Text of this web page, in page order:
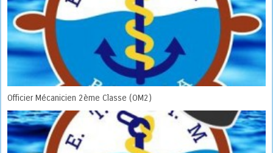
Officier Mécanicien 2ème Classe (OM2)